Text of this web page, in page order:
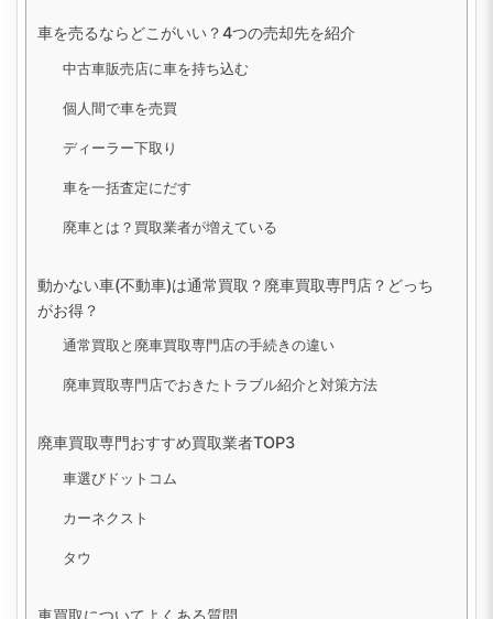
車を売るならどこがいい？4つの売却先を紹介
中古車販売店に車を持ち込む
個人間で車を売買
ディーラー下取り
車を一括査定にだす
廃車とは？買取業者が増えている
動かない車(不動車)は通常買取？廃車買取専門店？どっち
がお得？
通常買取と廃車買取専門店の手続きの違い
廃車買取専門店でおきたトラブル紹介と対策方法
廃車買取専門おすすめ買取業者TOP3
車選びドットコム
カーネクスト
タウ
車買取についてよくある質問